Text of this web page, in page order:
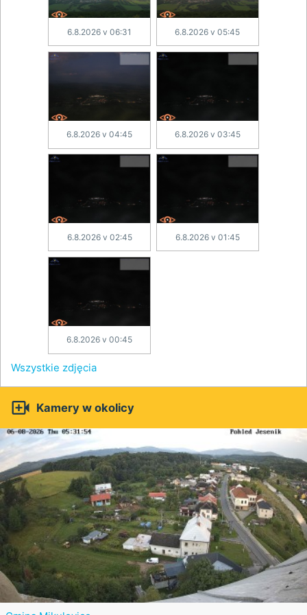
6.8.2026 v 06:31 6.8.2026 v 05:45
6.8.2026 v 04:45 6.8.2026 v 03:45
6.8.2026 v 02:45 6.8.2026 v 01:45
6.8.2026 v 00:45
Wszystkie zdjęcia
 Kamery w okolicy